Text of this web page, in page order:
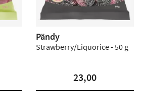
Pändy
Strawberry/Liquorice - 50 g
23,00